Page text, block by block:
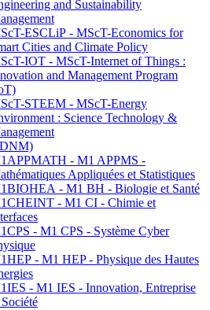
and Sustainability
ESCLiP - MScT-Economics for
Cities and Climate Policy
IOT - MScT-Internet of Things :
and Management Program
STEEM - MScT-Energy
: Science Technology &
- M1 APPMS -
Appliquées et Statistiques
- M1 BH - Biologie et Santé
- M1 CI - Chimie et
- M1 CPS - Système Cyber
- M1 HEP - Physique des Hautes
- M1 IES - Innovation, Entreprise